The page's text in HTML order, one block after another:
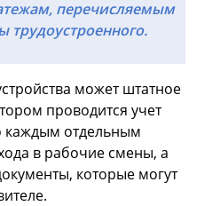
перечисляемым
трудоустроенного.
может штатное
проводится учет
каждым отдельным
в рабочие смены, а
которые могут